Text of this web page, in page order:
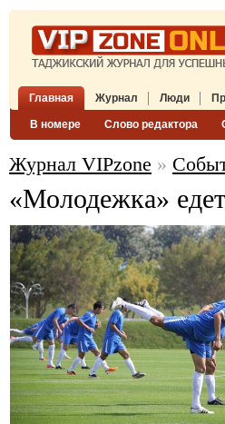
Главная Журнал
В номере Слово редактора
Люди
Журнал VIPzone »
«Молодежка»